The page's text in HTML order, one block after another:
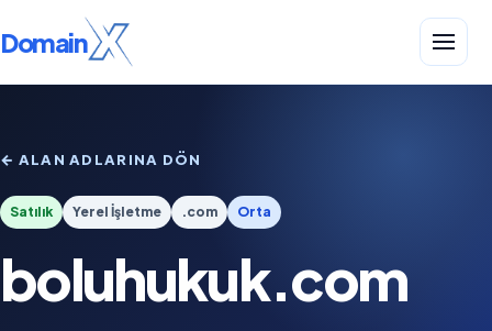
Domain
← ALAN ADLARINA DÖN
Satılık Yerel İşletme .com Orta
boluhukuk.com